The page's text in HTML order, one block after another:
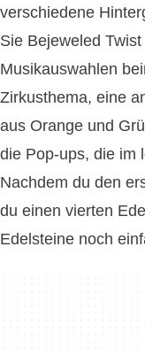
verschiedene
Sie Bejeweled
Musikauswahlen
Zirkusthema, eine
aus Orange und
die Pop-ups, die im
Nachdem du den
du einen vierten
Edelsteine noch